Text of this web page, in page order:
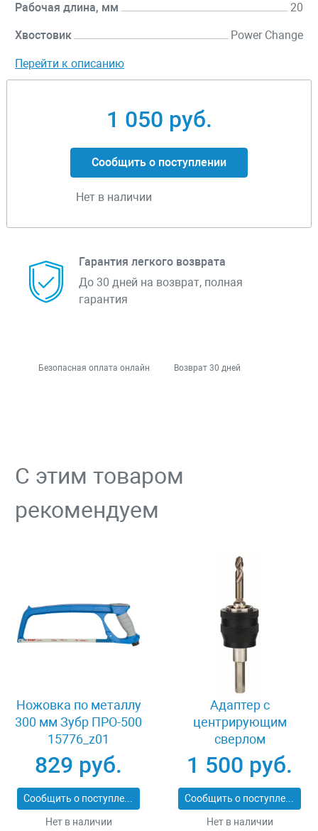
Рабочая длина, мм 20
Хвостовик Power Change
Перейти к описанию
1 050 руб.
Сообщить о поступлении
Нет в наличии
Гарантия легкого возврата
До 30 дней на возврат, полная
гарантия
Безопасная оплата онлайн Возврат 30 дней
С этим товаром
рекомендуем
Ножовка по металлу
300 мм Зубр ПРО-500
15776_z01
829 руб.
Сообщить о поступлении
Нет в наличии
Адаптер c
центрирующим
сверлом
шестигранный
хвостовик 8 мм
Bosch Power Change
2608584814
1 500 руб.
Сообщить о поступлении
Нет в наличии